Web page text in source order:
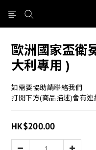
歐洲國家盃衛
大利專用 )
如需要協助請聯絡我們
打開下方(商品描述)會有連
HK$200.00